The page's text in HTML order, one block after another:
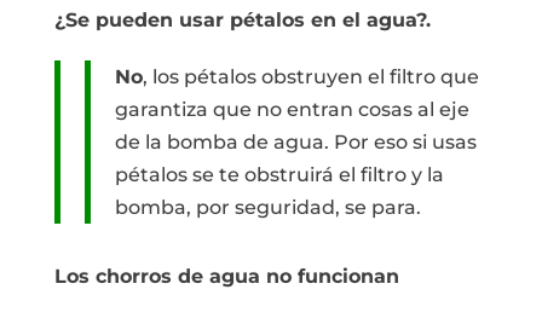
¿Se pueden usar pétalos en el agua?.
No, los pétalos obstruyen el filtro que
garantiza que no entran cosas al eje
de la bomba de agua. Por eso si usas
pétalos se te obstruirá el filtro y la
bomba, por seguridad, se para.
Los chorros de agua no funcionan